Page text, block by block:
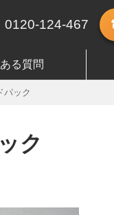
0120-124-467
る質問
パック
ク